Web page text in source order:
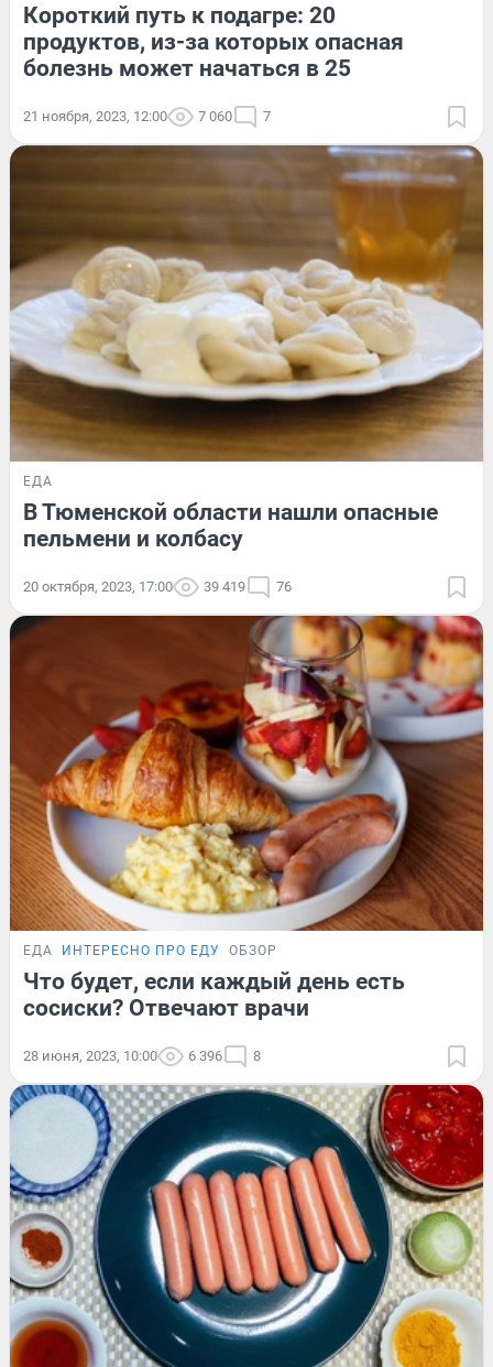
Короткий путь к подагре: 20
продуктов, из-за которых опасная
болезнь может начаться в 25
21 ноября, 2023, 12:00 7 060 7
ЕДА
В Тюменской области нашли опасные
пельмени и колбасу
20 октября, 2023, 17:00 39 419 76
ЕДА ИНТЕРЕСНО ПРО ЕДУ ОБЗОР
Что будет, если каждый день есть
сосиски? Отвечают врачи
28 июня, 2023, 10:00 6 396 8